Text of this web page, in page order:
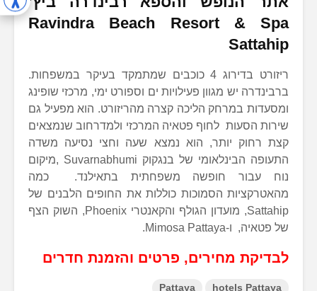
Ravindra Beach Resort & Spa
Sattahip
ריזורט בדירוג 4 כוכבים שמתמקד בעיקר במשפחות.
ברבינדרה יש מגוון פעילויות ים וספורט ימי, מרכזי שופינג
ומסעדות במרחק הליכה קצרה מהריזורט. הוא מפעיל גם
שירות הסעות לחוף פטאיה המרכזי ולמדרחוב שנמצאים
קצת רחוק יותר, הוא נמצא שעה וחצי נסיעה משדה
התעופה הבינלאומי של בנגקוק Suvarnabhumi ,מיקום
נוח עבור חופשה משפחתית בתאילנד. כמה
מהאטרקציות הסמוכות כוללות את החופים הלבנים של
Sattahip, מועדון הגולף והקאנטרי Phoenix, השוק הצף
של פטאיה, ו-Mimosa Pattaya.
לבדיקת מחירים, פרטים והזמנת חדרים
hotels Pattaya
Pattaya